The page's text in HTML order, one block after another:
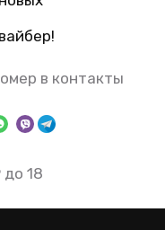
в контакты
до 18